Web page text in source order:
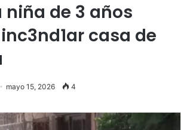
niña de 3 años
casa de
mayo 15, 2026 4